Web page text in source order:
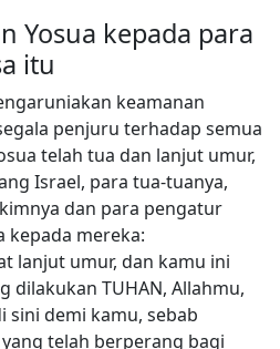
Yosua kepada para
itu
keamanan
penjuru terhadap semua
telah tua dan lanjut umur,
Israel, para tua-tuanya,
dan para pengatur
kepada mereka:
lanjut umur, dan kamu ini
dilakukan TUHAN, Allahmu,
sini demi kamu, sebab
telah berperang bagi